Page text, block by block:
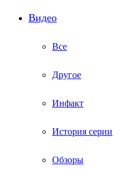
Видео
Все
Другое
Инфакт
История серии
Обзоры